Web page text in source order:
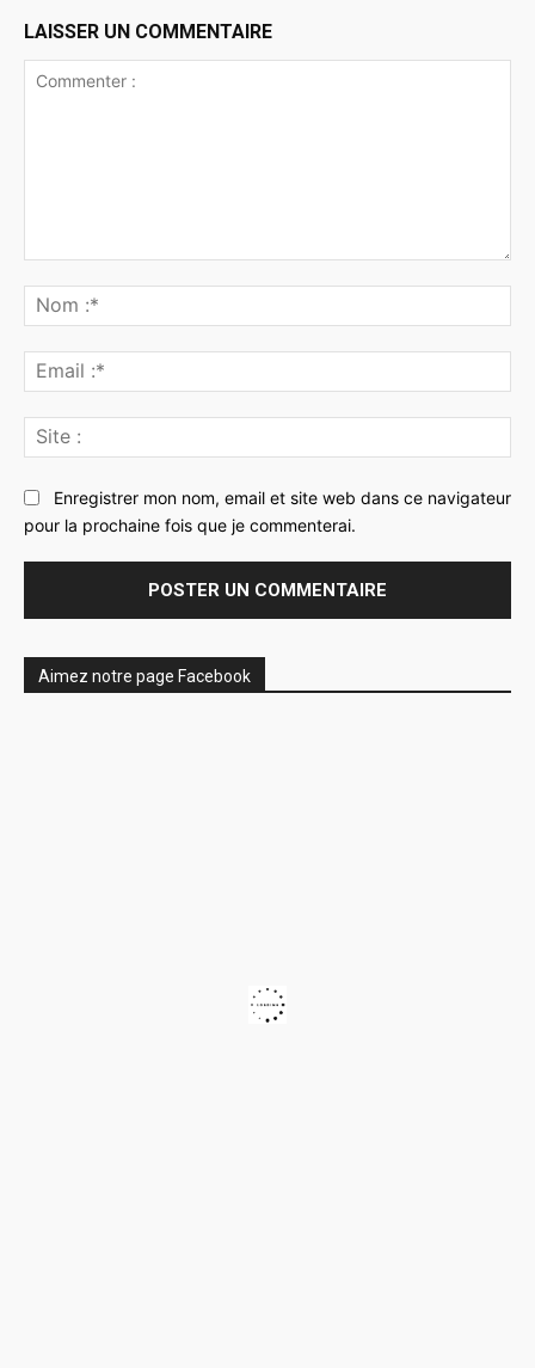
LAISSER UN COMMENTAIRE
:*
:*
:
Enregistrer mon nom, email et site web dans ce navigateur
pour la prochaine fois que je commenterai.
Aimez notre page Facebook